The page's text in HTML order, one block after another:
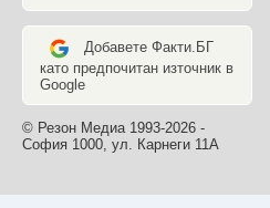
Добавете Факти.БГ
като предпочитан източник в
Google
© Резон Медиа 1993-2026 -
София 1000, ул. Карнеги 11А